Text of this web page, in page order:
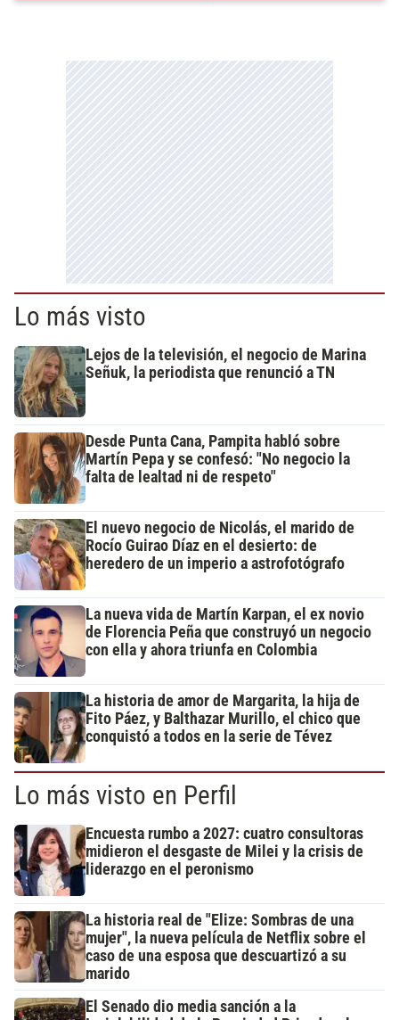
Lo más visto
Lejos de la televisión, el negocio de Marina
Señuk, la periodista que renunció a TN
Desde Punta Cana, Pampita habló sobre
Martín Pepa y se confesó: "No negocio la
falta de lealtad ni de respeto"
El nuevo negocio de Nicolás, el marido de
Rocío Guirao Díaz en el desierto: de
heredero de un imperio a astrofotógrafo
La nueva vida de Martín Karpan, el ex novio
de Florencia Peña que construyó un negocio
con ella y ahora triunfa en Colombia
La historia de amor de Margarita, la hija de
Fito Páez, y Balthazar Murillo, el chico que
conquistó a todos en la serie de Tévez
Lo más visto en Perfil
Encuesta rumbo a 2027: cuatro consultoras
midieron el desgaste de Milei y la crisis de
liderazgo en el peronismo
La historia real de "Elize: Sombras de una
mujer", la nueva película de Netflix sobre el
caso de una esposa que descuartizó a su
marido
El Senado dio media sanción a la